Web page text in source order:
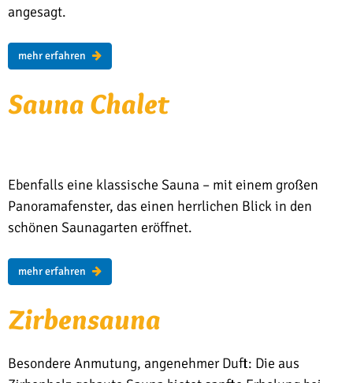
angesagt.
mehr erfahren
Sauna Cha­let
Ebenfalls eine klassische Sauna – mit einem großen
Panoramafenster, das einen herrlichen Blick in den
schönen Saunagarten eröffnet.
mehr erfahren
Zir­­bensau­­na
Besondere Anmutung, angenehmer Duft: Die aus